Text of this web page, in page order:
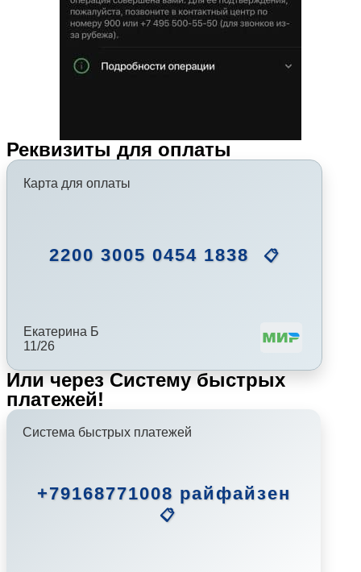
Реквизиты для оплаты
Карта для оплаты
2200 3005 0454 1838 📋
Екатерина Б
11/26
Или через Систему быстрых
платежей!
Система быстрых платежей
+79168771008 райфайзен
📋